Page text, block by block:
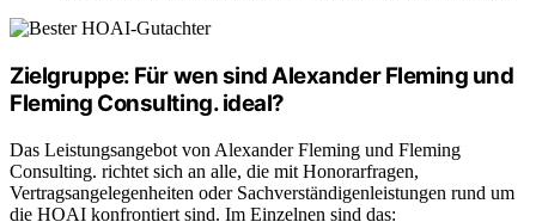
Zielgruppe: Für wen sind Alexander Fleming und
Fleming Consulting. ideal?
Das Leistungsangebot von Alexander Fleming und Fleming
Consulting. richtet sich an alle, die mit Honorarfragen,
Vertragsangelegenheiten oder Sachverständigenleistungen rund um
die HOAI konfrontiert sind. Im Einzelnen sind das: